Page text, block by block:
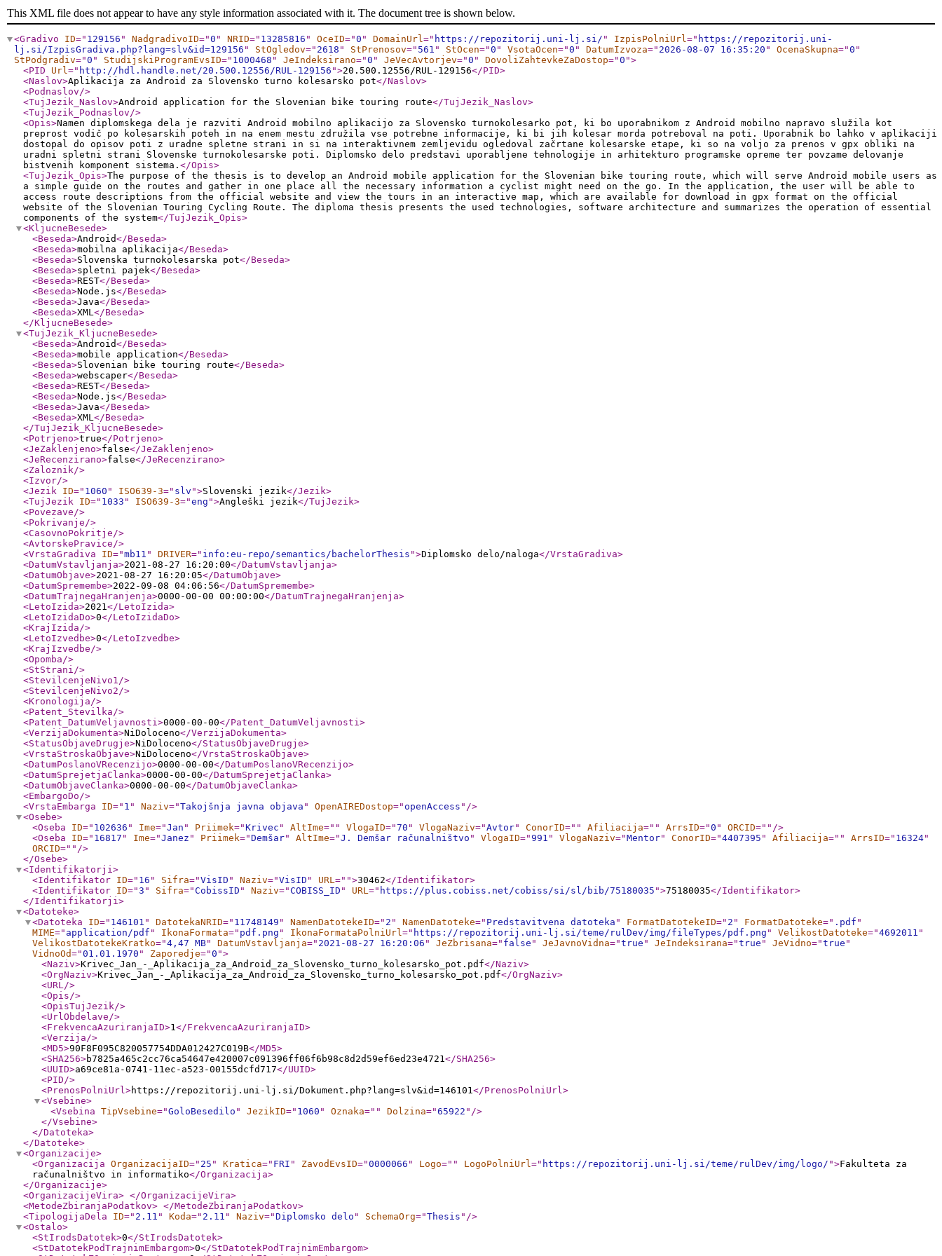
This XML file does not appear to have any style information associated with it. The document tree is shown below.
<Gradivo ID=" 129156 " NadgradivoID="0 " NRID=" 13285816 " OceID="0 " DomainUrl=" https://repozitorij.uni-lj.si/ " IzpisPolniUrl=" https://repozitorij.uni-
lj.si/IzpisGradiva.php?lang=slv&id=129156 " StOgledov=" 2618 " StPrenosov=" 561 " StOcen="0 " VsotaOcen="0 " DatumIzvoza=" 2026-08-07 16:35:20 " OcenaSkupna="0 "
StPodgradiv="0 " StudijskiProgramEvsID=" 1000468 " JeIndeksirano="0 " JeVecAvtorjev="0 " DovoliZahtevkeZaDostop="0 ">
<PID
Url=" http://hdl.handle.net/20.500.12556/RUL-129156 ">20.500.12556/RUL-129156</PID>
<Naslov>Aplikacija za Android za Slovensko turno kolesarsko pot</Naslov>
<Podnaslov/>
<TujJezik_Naslov>Android application for the Slovenian bike touring route</TujJezik_Naslov>
<TujJezik_Podnaslov/>
<Opis>Namen diplomskega dela je razviti Android mobilno aplikacijo za Slovensko turnokolesarko pot, ki bo uporabnikom z Android mobilno napravo služila kot
preprost vodič po kolesarskih poteh in na enem mestu združila vse potrebne informacije, ki bi jih kolesar morda potreboval na poti. Uporabnik bo lahko v aplikaciji
dostopal do opisov poti z uradne spletne strani in si na interaktivnem zemljevidu ogledoval začrtane kolesarske etape, ki so na voljo za prenos v gpx obliki na
uradni spletni strani Slovenske turnokolesarske poti. Diplomsko delo predstavi uporabljene tehnologije in arhitekturo programske opreme ter povzame delovanje
bistvenih komponent sistema. </Opis>
<TujJezik_Opis>The purpose of the thesis is to develop an Android mobile application for the Slovenian bike touring route, which will serve Android mobile users as
a simple guide on the routes and gather in one place all the necessary information a cyclist might need on the go. In the application, the user will be able to
access route descriptions from the official website and view the tours in an interactive map, which are available for download in gpx format on the official
website of the Slovenian Touring Cycling Route. The diploma thesis presents the used technologies, software architecture and summarizes the operation of essential
components of the system</TujJezik_Opis>
<KljucneBesede>
<Beseda>Android</Beseda>
<Beseda>mobilna aplikacija</Beseda>
<Beseda>Slovenska turnokolesarska pot</Beseda>
<Beseda>spletni pajek</Beseda>
<Beseda>REST</Beseda>
<Beseda>Node.js</Beseda>
<Beseda>Java</Beseda>
<Beseda>XML</Beseda>
</KljucneBesede>
<TujJezik_KljucneBesede>
<Beseda>Android</Beseda>
<Beseda>mobile application</Beseda>
<Beseda>Slovenian bike touring route</Beseda>
<Beseda>webscaper</Beseda>
<Beseda>REST</Beseda>
<Beseda>Node.js</Beseda>
<Beseda>Java</Beseda>
<Beseda>XML</Beseda>
</TujJezik_KljucneBesede>
<Potrjeno>true</Potrjeno>
<JeZaklenjeno>false</JeZaklenjeno>
<JeRecenzirano>false</JeRecenzirano>
<Zaloznik/>
<Izvor/>
<Jezik ID=" 1060 " ISO639-3=" slv ">Slovenski jezik</Jezik>
<TujJezik ID=" 1033 " ISO639-3="eng ">Angleški jezik</TujJezik>
<Povezave/>
<Pokrivanje/>
<CasovnoPokritje/>
<AvtorskePravice/>
<VrstaGradiva
ID="mb11 " DRIVER=" info:eu-repo/semantics/bachelorThesis ">Diplomsko delo/naloga</VrstaGradiva>
<DatumVstavljanja>2021-08-27 16:20:00</DatumVstavljanja>
<DatumObjave>2021-08-27 16:20:05</DatumObjave>
<DatumSpremembe>2022-09-08 04:06:56</DatumSpremembe>
<DatumTrajnegaHranjenja>0000-00-00 00:00:00</DatumTrajnegaHranjenja>
<LetoIzida>2021</LetoIzida>
<LetoIzidaDo>0</LetoIzidaDo>
<KrajIzida/>
<LetoIzvedbe>0</LetoIzvedbe>
<KrajIzvedbe/>
<Opomba/>
<StStrani/>
<StevilcenjeNivo1/>
<StevilcenjeNivo2/>
<Kronologija/>
<Patent_Stevilka/>
<Patent_DatumVeljavnosti>0000-00-00</Patent_DatumVeljavnosti>
<VerzijaDokumenta>NiDoloceno</VerzijaDokumenta>
<StatusObjaveDrugje>NiDoloceno</StatusObjaveDrugje>
<VrstaStroskaObjave>NiDoloceno</VrstaStroskaObjave>
<DatumPoslanoVRecenzijo>0000-00-00</DatumPoslanoVRecenzijo>
<DatumSprejetjaClanka>0000-00-00</DatumSprejetjaClanka>
<DatumObjaveClanka>0000-00-00</DatumObjaveClanka>
<EmbargoDo/>
<VrstaEmbarga
ID=" 1 " Naziv="Takojšnja javna objava " OpenAIREDostop=" openAccess " />
<Osebe>
<Oseba
ID=" 102636 " Ime="Jan " Priimek="Krivec " AltIme=" " VlogaID="70 " VlogaNaziv="Avtor" ConorID=" " Afiliacija=" " ArrsID="0 " ORCID=" " />
<Oseba
ID=" 16817 " Ime="Janez " Priimek="Demšar" AltIme="J. Demšar računalništvo " VlogaID="991 " VlogaNaziv="Mentor" ConorID="4407395 " Afiliacija=" " ArrsID=" 16324"
ORCID=" " />
</Osebe>
<Identifikatorji>
<Identifikator ID=" 16 " Sifra="VisID " Naziv="VisID " URL=" ">30462</Identifikator>
<Identifikator ID="3 " Sifra="CobissID " Naziv="COBISS_ID " URL=" https://plus.cobiss.net/cobiss/si/sl/bib/75180035 ">75180035</Identifikator>
</Identifikatorji>
<Datoteke>
<Datoteka
ID=" 146101 " DatotekaNRID=" 11748149 " NamenDatotekeID=" 2 " NamenDatoteke=" Predstavitvena datoteka " FormatDatotekeID=" 2 " FormatDatoteke=" .pdf "
MIME=" application/pdf " IkonaFormata=" pdf.png " IkonaFormataPolniUrl=" https://repozitorij.uni-lj.si/teme/rulDev/img/fileTypes/pdf.png " VelikostDatoteke="4692011 "
VelikostDatotekeKratko="4,47 MB" DatumVstavljanja=" 2021-08-27 16:20:06 " JeZbrisana=" false " JeJavnoVidna="true " JeIndeksirana="true " JeVidno="true "
VidnoOd="01.01.1970 " Zaporedje="0 ">
<Naziv>Krivec_Jan_-_Aplikacija_za_Android_za_Slovensko_turno_kolesarsko_pot.pdf</Naziv>
<OrgNaziv>Krivec_Jan_-_Aplikacija_za_Android_za_Slovensko_turno_kolesarsko_pot.pdf</OrgNaziv>
<URL/>
<Opis/>
<OpisTujJezik/>
<UrlObdelave/>
<FrekvencaAzuriranjaID>1</FrekvencaAzuriranjaID>
<Verzija/>
<MD5>90F8F095C820057754DDA012427C019B</MD5>
<SHA256>b7825a465c2cc76ca54647e420007c091396ff06f6b98c8d2d59ef6ed23e4721</SHA256>
<UUID>a69ce81a-0741-11ec-a523-00155dcfd717</UUID>
<PID/>
<PrenosPolniUrl>https://repozitorij.uni-lj.si/Dokument.php?lang=slv&id=146101</PrenosPolniUrl>
<Vsebine>
<Vsebina TipVsebine="GoloBesedilo " JezikID=" 1060 " Oznaka=" " Dolzina="65922 " />
</Vsebine>
</Datoteka>
</Datoteke>
<Organizacije>
<Organizacija OrganizacijaID=" 25 " Kratica=" FRI " ZavodEvsID="0000066 " Logo=" " LogoPolniUrl=" https://repozitorij.uni-lj.si/teme/rulDev/img/logo/ ">Fakulteta za
računalništvo in informatiko</Organizacija>
</Organizacije>
<OrganizacijeVira> </OrganizacijeVira>
<MetodeZbiranjaPodatkov> </MetodeZbiranjaPodatkov>
<TipologijaDela
ID=" 2.11 " Koda=" 2.11 " Naziv="Diplomsko delo " SchemaOrg="Thesis " />
<Ostalo>
<StIrodsDatotek>0</StIrodsDatotek>
<StDatotekPodTrajnimEmbargom>0</StDatotekPodTrajnimEmbargom>